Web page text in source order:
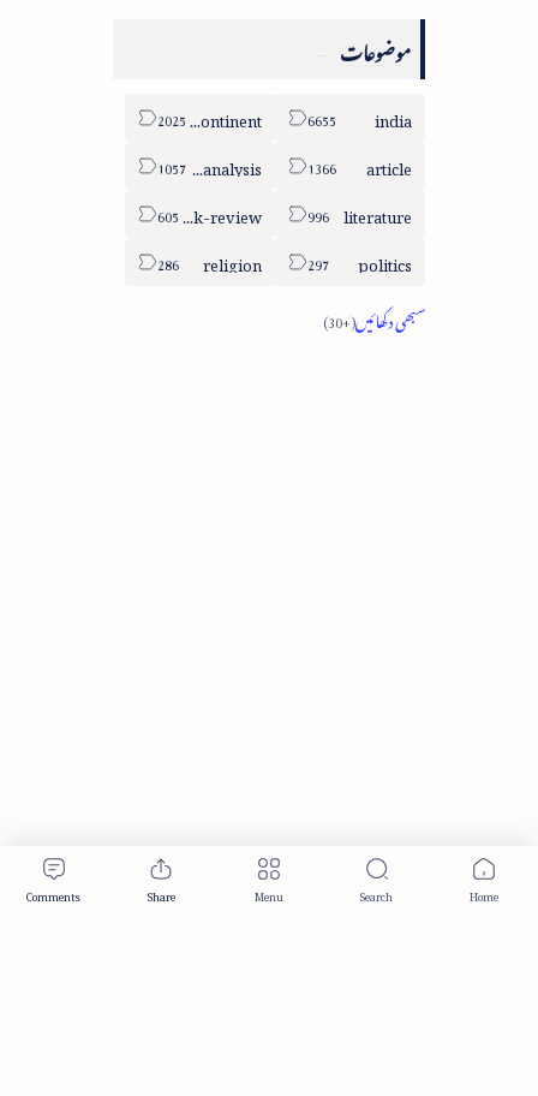
موضوعات
india
sub-continent
article
column-analysis
literature
book-review
politics
religion